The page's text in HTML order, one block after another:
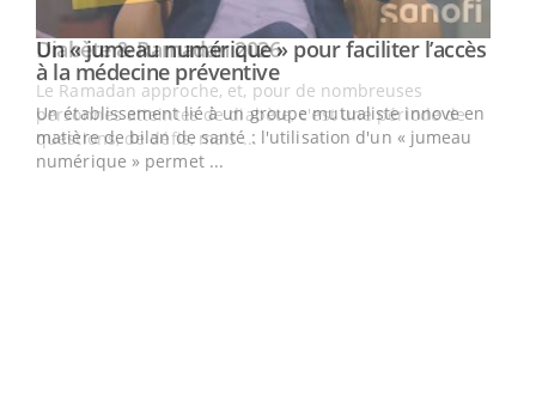
Youtube
Un « jumeau numérique » pour faciliter l’accès
à la médecine préventiveYoutube
Un établissement lié à un groupe mutualiste innove en
matière de bilan de santé : l'utilisation d'un « jumeau
numérique » permet ...